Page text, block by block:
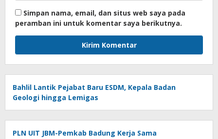
Simpan nama, email, dan situs web saya pada
peramban ini untuk komentar saya berikutnya.
Bahlil Lantik Pejabat Baru ESDM, Kepala Badan
Geologi hingga Lemigas
PLN UIT JBM-Pemkab Badung Kerja Sama